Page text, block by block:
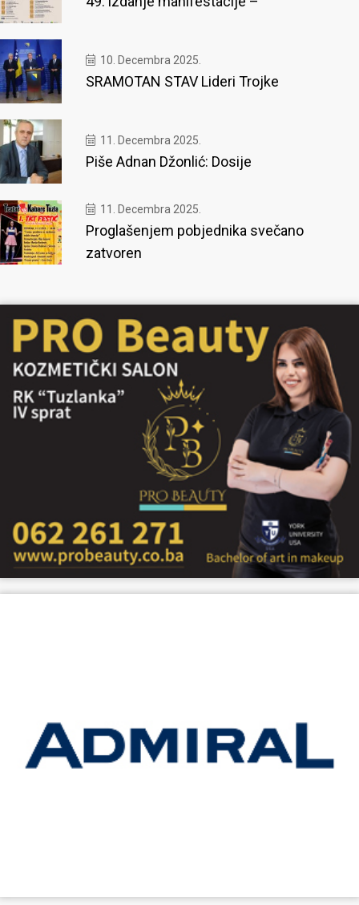
10. Decembra 2025.
SRAMOTAN STAV Lideri Trojke
11. Decembra 2025.
Piše Adnan Džonlić: Dosije
11. Decembra 2025.
Proglašenjem pobjednika svečano
zatvoren